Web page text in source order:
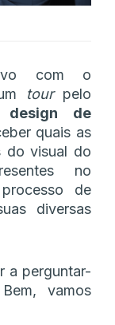
com o
tourpelo
design de
quais as
do visual do
no
de
diversas
a perguntar-
Bem, vamos